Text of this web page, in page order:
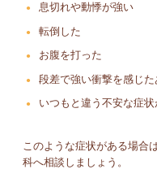
息切れや動悸が強い
転倒した
お腹を打った
段差で強い衝撃を感じ
いつもと違う不安な症状
このような症状がある場合
科へ相談しましょう。